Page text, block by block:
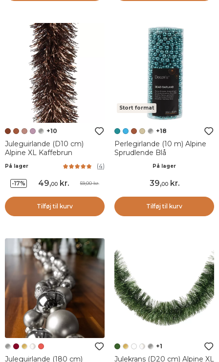
+10
Juleguirlande (D10 cm)
Alpine XL Kaffebrun
På lager (4)
-17% 49,00kr. 59,00 kr.
Tilføj til kurv
Stort format
+18
Perlegirlande (10 m) Alpine
Sprudlende Blå
På lager
39,00kr.
Tilføj til kurv
Juleguirlande (180 cm)
+1
Julekrans (D20 cm) Alpine XL